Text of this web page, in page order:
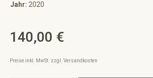
Jahr: 2020
Regulärer Preis:
140,00 €
Preise inkl. MwSt. zzgl. Versandkosten